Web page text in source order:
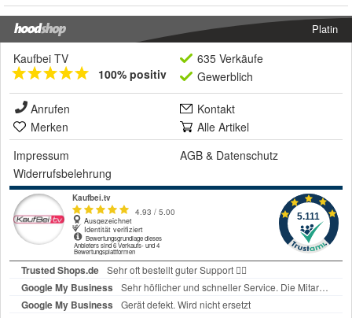
Platin
Kaufbei TV
100% positiv
635 Verkäufe
Gewerblich
Anrufen
Kontakt
Merken
Alle Artikel
Impressum
AGB & Datenschutz
Widerrufsbelehrung